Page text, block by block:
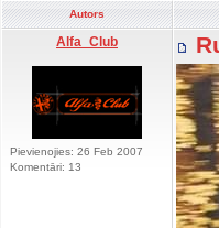
Autors
Alfa_Club
Pievienojies: 26 Feb 2007
Komentāri: 13